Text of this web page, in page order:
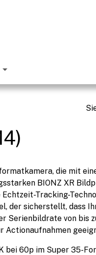
die mit
BIONZ XR
Tracking-
der sicherstellt, dass
Serienbildrate von bis
Actionaufnahmen
bei 60p im Super 35-